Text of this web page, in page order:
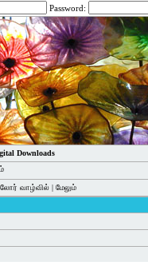
Password:
Downloads
வாழ்வில் | மேலும்